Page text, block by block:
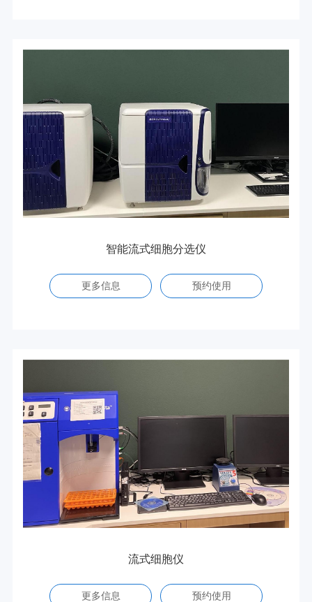
智能流式细胞分选仪
更多信息 预约使用
流式细胞仪
更多信息 预约使用